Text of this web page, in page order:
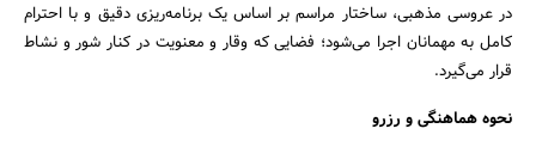
در عروسی مذهبی، ساختار مراسم بر اساس یک برنامه‌ریزی دقیق و با احترام
کامل به مهمانان اجرا می‌شود؛ فضایی که وقار و معنویت در کنار شور و نشاط
قرار می‌گیرد.
نحوه هماهنگی و رزرو